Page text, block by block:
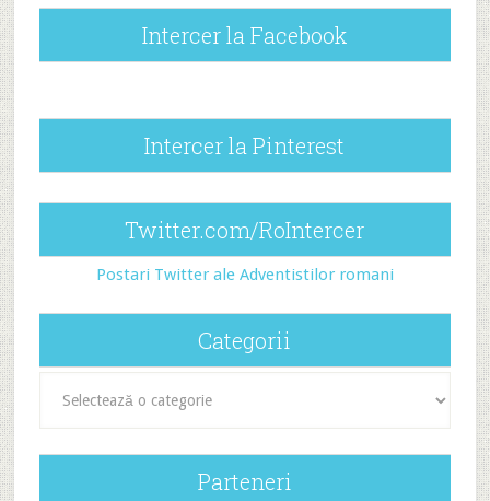
Intercer la Facebook
Intercer la Pinterest
Twitter.com/RoIntercer
Postari Twitter ale Adventistilor romani
Categorii
Parteneri